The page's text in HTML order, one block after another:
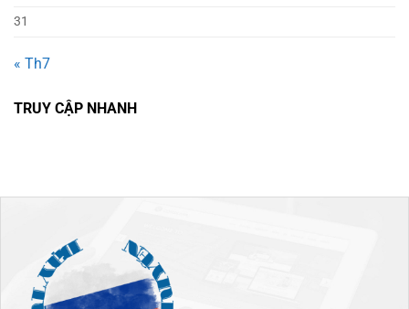
31
« Th7
TRUY CẬP NHANH